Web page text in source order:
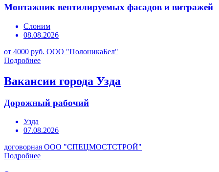
Монтажник вентилируемых фасадов и витражей
Слоним
08.08.2026
от 4000 руб. ООО "ПолоникаБел"
Подробнее
Вакансии города Узда
Дорожный рабочий
Узда
07.08.2026
договорная ООО "СПЕЦМОСТСТРОЙ"
Подробнее